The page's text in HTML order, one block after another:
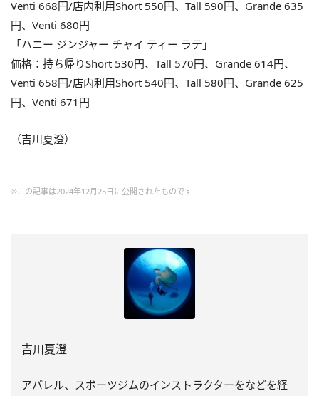
Venti 668円/店内利用Short 550円、Tall 590円、Grande 635
円、Venti 680円
「ハニー ジンジャー チャイ ティー ラテ」
価格：持ち帰りShort 530円、Tall 570円、Grande 614円、
Venti 658円/店内利用Short 540円、Tall 580円、Grande 625
円、Venti 671円
（吉川夏澄）
※この記事は2024年12月25日に公開されたものです
吉川夏澄
アパレル、スポーツジムのインストラクターをなどを経